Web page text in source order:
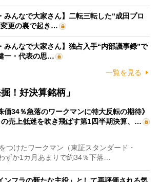
みんなで大家さん】二転三転した“成田プロ
更の裏で起き…
みんなで大家さん】独占入手“内部議事録”で
一・代表の思…
一覧を見る
！好決算銘柄」
価34％急落のワークマンに特大反転の期待》
売上低迷を吹き飛ばす第1四半期決算、…
けたワークマン（東証スタンダード・
ずか1カ月あまりで約34％下落…
ンフラの新たな主役」として再評価される気